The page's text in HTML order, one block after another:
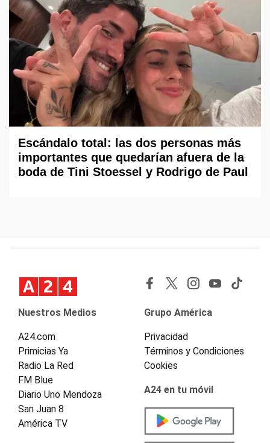
Escándalo total: las dos personas más
importantes que quedarían afuera de la
boda de Tini Stoessel y Rodrigo de Paul
Nuestros Medios
A24.com
Primicias Ya
Radio La Red
FM Blue
Diario Uno Mendoza
San Juan 8
América TV
Grupo América
Privacidad
Términos y Condiciones
Cookies
A24 en tu móvil